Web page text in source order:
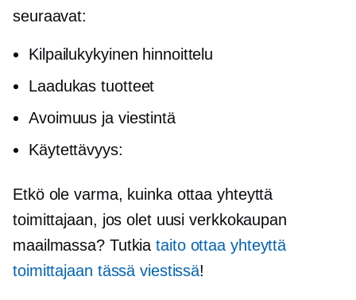
seuraavat:
Kilpailukykyinen hinnoittelu
Laadukas tuotteet
Avoimuus ja viestintä
Käytettävyys:
Etkö ole varma, kuinka ottaa yhteyttä
toimittajaan, jos olet uusi verkkokaupan
maailmassa? Tutkiataito ottaa yhteyttä
toimittajaan tässä viestissä!